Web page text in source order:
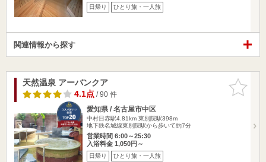
日帰り ひとり旅・一人旅
関連情報から探す
お気に入
りに追加
天然温泉 アーバンクア
4.1点/ 90 件
愛知県 / 名古屋市中区
中村日赤駅4.81km 東別院駅398m
地下鉄名城線東別院駅から歩いて約7分
営業時間 6:00～25:30
入浴料金 1,050円～
日帰り ひとり旅・一人旅